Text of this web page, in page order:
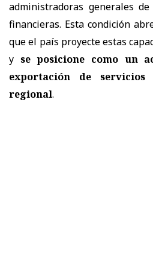
administradoras generales
financieras. Esta condición
que el país proyecte estas
y se posicione como un
exportación de
regional.